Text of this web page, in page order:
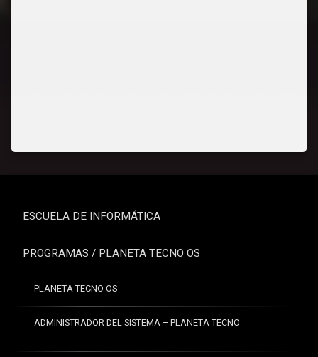
ESCUELA DE INFORMÁTICA
PROGRAMAS / PLANETA TECNO OS
PLANETA TECNO OS
ADMINISTRADOR DEL SISTEMA – PLANETA TECNO